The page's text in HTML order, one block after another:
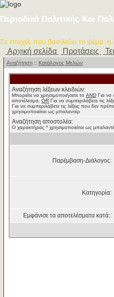
Περιοδικό Πολιτικής Και
Σε εποχές που βασιλεύει το ψέμα, η
Αρχική σελίδα Προτάσεις
Αναζήτηση :: Κατάλογος Μελών
Αναζήτηση λέξεων κλειδιών:
Μπορείτε να χρησιμοποιήσετε το AND Για να
αποτέλεσμα, OR Για να συμπεριλάβετε τις
Για να συμπεριλάβετε τις λέξεις που δεν
χρησιμοποιείται ως μπαλαντέρ
Αναζήτηση αποστολέα:
Ο χαρακτήρας * χρησιμοποιείται ως
Παρέμβαση-Διάλογος:
Κατηγορία:
Εμφάνισε τα αποτελέσματα κατά::